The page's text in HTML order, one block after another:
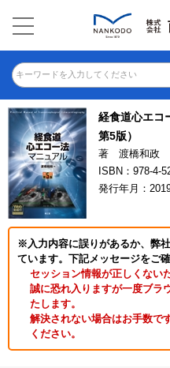
キーワードを入力してください
経食道心エコ
第5版）
著 渡橋和政
ISBN：978-4-
発行年月：
※入力内容に誤りがあるか、弊
ています。下記メッセージをご確
セッション情報が正しくない
誠に恐れ入りますが一度ブラ
たします。
解決されない場合はお手数で
ください。